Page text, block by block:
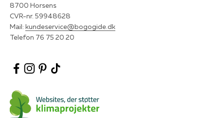
8700 Horsens
CVR-nr. 59948628
Mail: kundeservice@bogogide.dk
Telefon 76 75 20 20